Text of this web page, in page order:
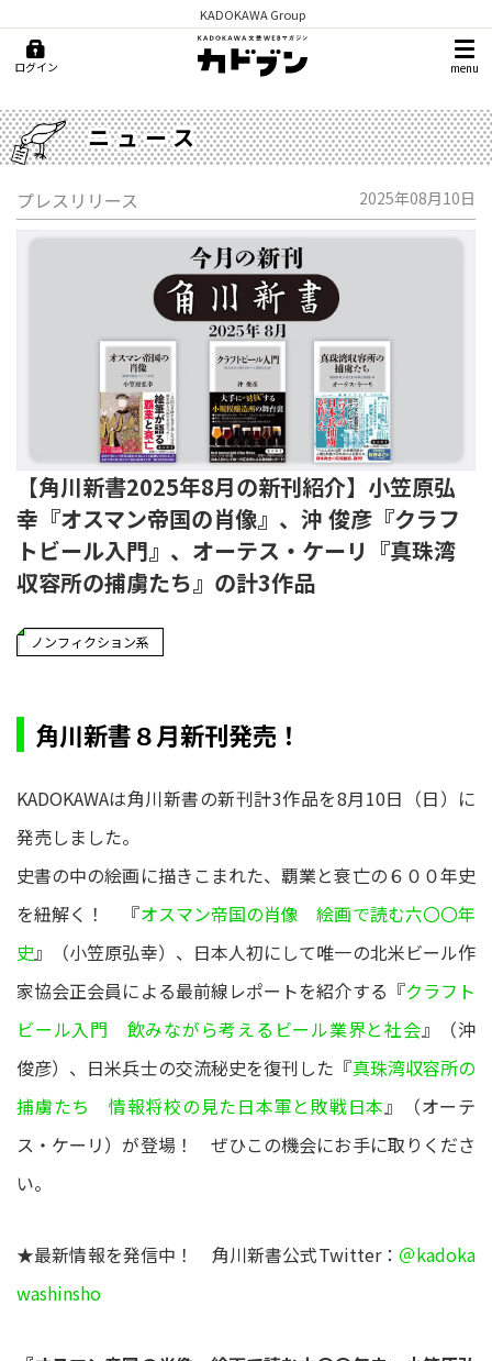
KADOKAWA Group
ログイン menu
ニュース
プレスリリース 2025年08月10日
【角川新書2025年8月の新刊紹介】小笠原弘
幸『オスマン帝国の肖像』、沖 俊彦『クラフ
トビール入門』、オーテス・ケーリ『真珠湾
収容所の捕虜たち』の計3作品
ノンフィクション系
角川新書８月新刊発売！
KADOKAWAは角川新書の新刊計3作品を8月10日（日）に
発売しました。
史書の中の絵画に描きこまれた、覇業と衰亡の６００年史
を紐解く！ 『オスマン帝国の肖像 絵画で読む六〇〇年
史』（小笠原弘幸）、日本人初にして唯一の北米ビール作
家協会正会員による最前線レポートを紹介する『クラフト
ビール入門 飲みながら考えるビール業界と社会』（沖
俊彦）、日米兵士の交流秘史を復刊した『真珠湾収容所の
捕虜たち 情報将校の見た日本軍と敗戦日本』（オーテ
ス・ケーリ）が登場！ ぜひこの機会にお手に取りくださ
い。
★最新情報を発信中！ 角川新書公式Twitter： ＠kadoka
washinsho